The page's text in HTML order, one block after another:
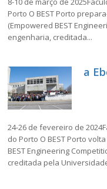
Porto O BEST Porto
(Empowered BEST
engenharia, creditada...
a
24-26 de fevereiro de
do Porto O BEST Porto
BEST Engineering
creditada pela